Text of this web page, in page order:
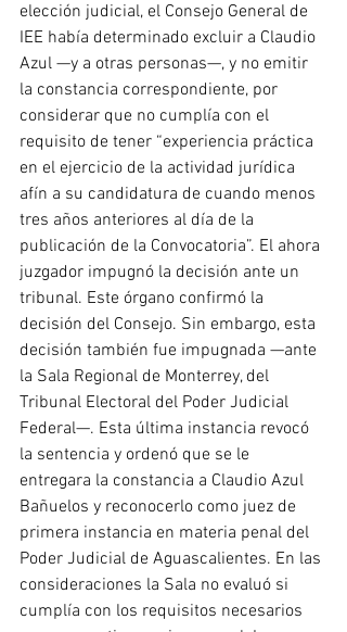
elección judicial, el Consejo General de
IEE había determinado excluir a Claudio
Azul —y a otras personas—, y no emitir
la constancia correspondiente, por
considerar que no cumplía con el
requisito de tener “experiencia práctica
en el ejercicio de la actividad jurídica
afín a su candidatura de cuando menos
tres años anteriores al día de la
publicación de la Convocatoria”. El ahora
juzgador impugnó la decisión ante un
tribunal. Este órgano confirmó la
decisión del Consejo. Sin embargo, esta
decisión también fue impugnada —ante
la Sala Regional de Monterrey, del
Tribunal Electoral del Poder Judicial
Federal—. Esta última instancia revocó
la sentencia y ordenó que se le
entregara la constancia a Claudio Azul
Bañuelos y reconocerlo como juez de
primera instancia en materia penal del
Poder Judicial de Aguascalientes. En las
consideraciones la Sala no evaluó si
cumplía con los requisitos necesarios